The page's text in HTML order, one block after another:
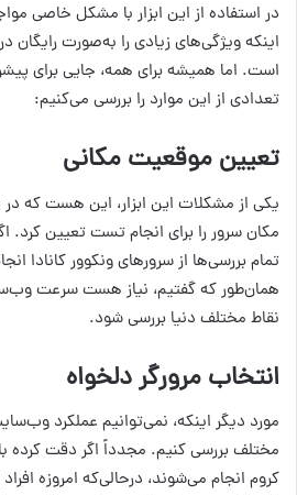
در استفاده از این ابزار با مشکل خاصی
اینکه ویژگی‌های زیادی را به‌صورت رایگان
است. اما همیشه برای همه، جایی برای
تعدادی از این موارد را بررسی می‌کنیم:
تعیین موقعیت مکانی
یکی از مشکلات این ابزار، این هست که در
مکان سرور را برای انجام تست تعیین کرد.
تمام بررسی‌ها از سرورهای ونکوور کانادا
همان‌طور که گفتیم، نیاز هست سرعت
نقاط مختلف دنیا بررسی شود.
انتخاب مرورگر دلخواه
مورد دیگر اینکه، نمی‌توانیم عملکرد
مختلف بررسی کنیم. مجدداً اگر دقت کرده